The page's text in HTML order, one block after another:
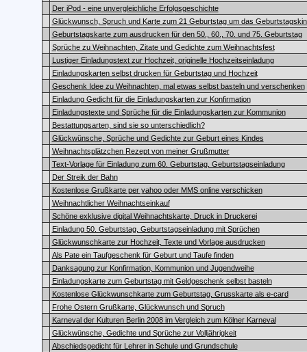
Der iPod - eine unvergleichliche Erfolgsgeschichte
Glückwunsch, Spruch und Karte zum 21 Geburtstag um das
Geburtstagskarte zum ausdrucken für den 50., 60., 70. und 75. Geburtstag
Sprüche zu Weihnachten, Zitate und Gedichte zum Weihnachtsfest
Lustiger Einladungstext zur Hochzeit, originelle Hochzeitseinladung
Einladungskarten selbst drucken für Geburtstag und Hochzeit
Geschenk Idee zu Weihnachten, mal etwas selbst basteln und verschenken
Einladung Gedicht für die Einladungskarten zur Konfirmation
Einladungstexte und Sprüche für die Einladungskarten zur Kommunion
Bestattungsarten, sind sie so unterschiedlich?
Glückwünsche, Sprüche und Gedichte zur Geburt eines Kindes
Weihnachtsplätzchen Rezept von meiner Grußmutter
Text-Vorlage für Einladung zum 60. Geburtstag, Geburtstagseinladung
Der Streik der Bahn
Kostenlose Grußkarte per yahoo oder MMS online verschicken
Weihnachtlicher Weihnachtseinkauf
Schöne exklusive digital Weihnachtskarte, Druck in Druckerei
Einladung 50. Geburtstag, Geburtstagseinladung mit Sprüchen
Glückwunschkarte zur Hochzeit, Texte und Vorlage ausdrucken
Als Pate ein Taufgeschenk für Geburt und Taufe finden
Danksagung zur Konfirmation, Kommunion und Jugendweihe
Einladungskarte zum Geburtstag mit Geldgeschenk selbst basteln
Kostenlose Glückwunschkarte zum Geburtstag, Grusskarte als e-card
Frohe Ostern Grußkarte, Glückwunsch und Spruch
Karneval der Kulturen Berlin 2008 im Vergleich zum Kölner Karneval
Glückwünsche, Gedichte und Sprüche zur Volljährigkeit
Abschiedsgedicht für Lehrer in Schule und Grundschule